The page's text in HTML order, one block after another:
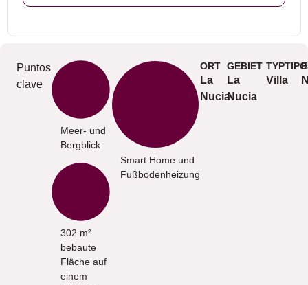
Puntos
clave
Meer- und
Bergblick
302 m²
bebaute
Fläche auf
einem
Smart Home und
Fußbodenheizung
ORT
La
Nucia
GEBIET
La
Nucia
TYPTIPO
Villa